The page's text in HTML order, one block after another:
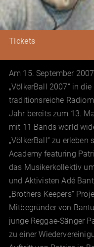
Tickets
Am 15. September
„VölkerBall 2007“ in
traditionsreiche
Jahr bereits zum 13.
mit 11 Bands world
„VölkerBall“ zu
Academy featuring
das Musikerkollektiv
und Aktivisten Adé
„Brothers Keepers“
Mitbegründer von
junge Reggae-Sänger
zu einer